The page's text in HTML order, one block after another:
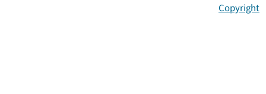
Copyright